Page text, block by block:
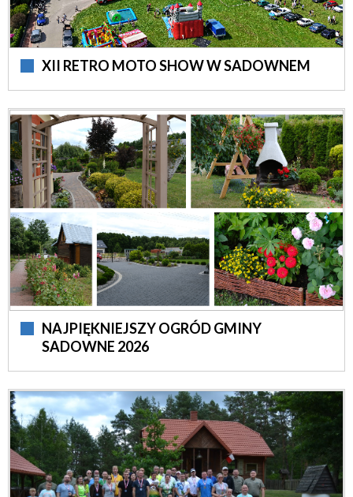
XII RETRO MOTO SHOW W SADOWNEM
NAJPIĘKNIEJSZY OGRÓD GMINY
SADOWNE 2026